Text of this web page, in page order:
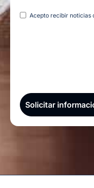
Acepto recibir noticias